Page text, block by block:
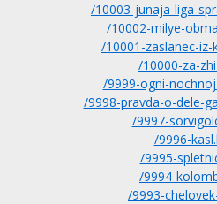
/10003-junaja-liga-
/10002-milye-
/10001-zaslanec-
/10000-za-
/9999-ogni-
/9998-pravda-o-dele-
/9997-
/9996-
/9995-
/9994-
/9993-